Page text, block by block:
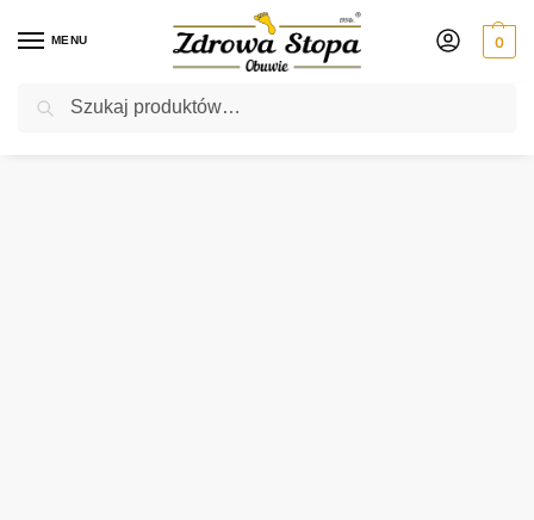
MENU 0
Rabat ⚡ 5% kod: ZDROWASTOPA (na obuwie poza promocją)